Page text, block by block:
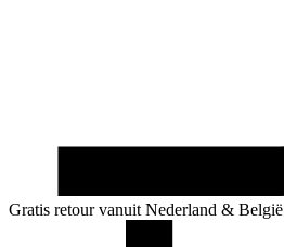
Gratis retour vanuit Nederland & België